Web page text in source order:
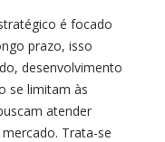
é focado
prazo, isso
desenvolvimento
se limitam às
atender
Trata-se